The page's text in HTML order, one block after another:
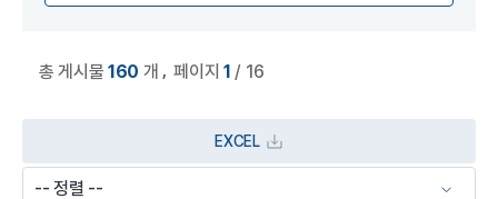
총 게시물160 개 ,페이지 1 / 16
EXCEL